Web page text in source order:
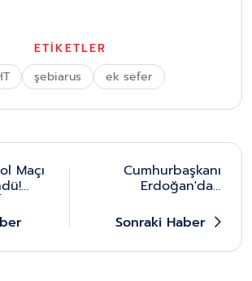
ETİKETLER
şebiarus ek sefer
Maçı
Var
Cumhurbaşkanı
Erdoğan'dan
Önemli Mesaj
Sonraki Haber